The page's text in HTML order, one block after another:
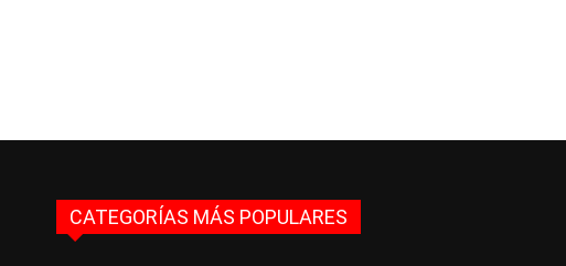
CATEGORÍAS MÁS POPULARES